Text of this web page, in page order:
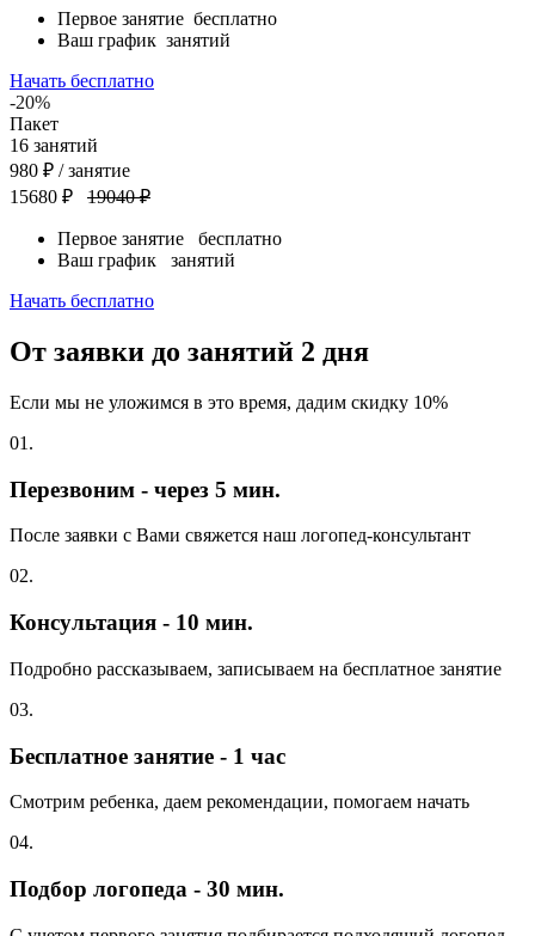
Первое занятие бесплатно
Ваш график занятий
Начать бесплатно
-20%
Пакет
16 занятий
980 ₽ / занятие
15680 ₽
19040 ₽
Первое занятие бесплатно
Ваш график занятий
Начать бесплатно
От заявки до занятий 2 дня
Если мы не уложимся в это время, дадим скидку 10%
01.
Перезвоним - через 5 мин.
После заявки с Вами свяжется наш логопед-консультант
02.
Консультация - 10 мин.
Подробно рассказываем, записываем на бесплатное занятие
03.
Бесплатное занятие - 1 час
Смотрим ребенка, даем рекомендации, помогаем начать
04.
Подбор логопеда - 30 мин.